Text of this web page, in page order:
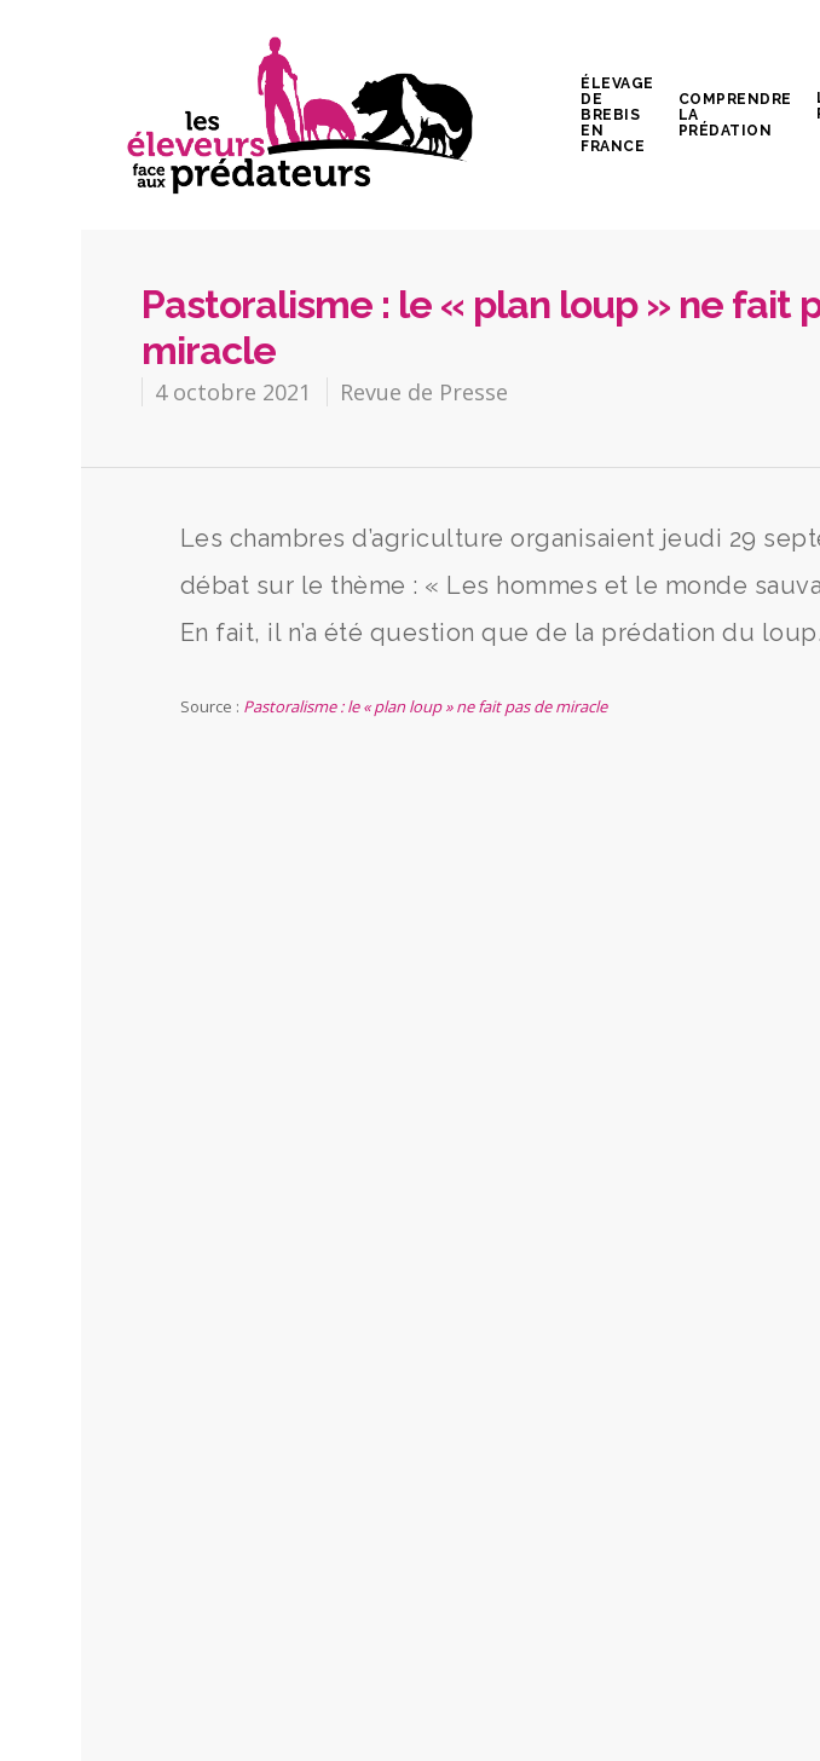
ÉLEVAGE
DE
BREBIS
EN
FRANCE
COMPRENDRE
LA
PRÉDATION
Pastoralisme : le « plan loup » ne fait
miracle
4 octobre 2021 Revue de Presse
Les chambres d’agriculture organisaient jeudi 29
débat sur le thème : « Les hommes et le monde
En fait, il n’a été question que de la prédation du loup.
Source : Pastoralisme : le « plan loup » ne fait pas de miracle